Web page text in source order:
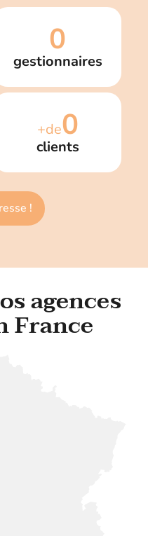
0
gestionnaires
+de0
clients
!
agences
France